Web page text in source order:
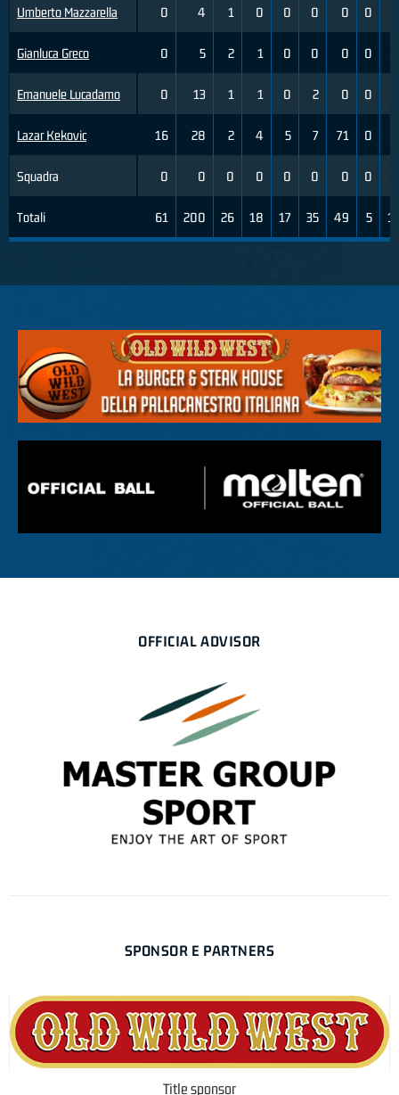
Umberto Mazzarella
Gianluca Greco
Emanuele Lucadamo
Lazar Kekovic
Squadra
Totali
0 4 1 0 0 0 0 0
0 5 2 1 0 0 0 0
0 13 1 1 0 2 0 0
16 28 2 4 5 7 71 0
0 0 0 0 0 0 0 0
61 200 26 18 17 35 49 5 17
OFFICIAL ADVISOR
SPONSOR E PARTNERS
Title sponsor